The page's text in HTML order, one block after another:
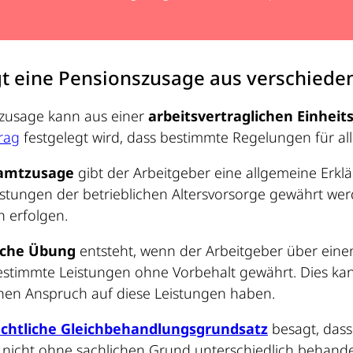
eine Pensionszusage aus
kann aus einer arbeitsvertraglichen
festgelegt wird, dass bestimmte Regelungen für
gibt der Arbeitgeber eine allgemeine
der betrieblichen Altersvorsorge gewährt
erfolgen.
Übung entsteht, wenn der Arbeitgeber über
Leistungen ohne Vorbehalt gewährt. Dies
Anspruch auf diese Leistungen haben.
Gleichbehandlungsgrundsatz besagt,